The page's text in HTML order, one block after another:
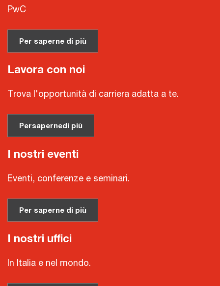
PwC
Per saperne di più
Lavora con noi
Trova l'opportunità di carriera adatta a te.
Persapernedi più
I nostri eventi
Eventi, conferenze e seminari.
Per saperne di più
I nostri uffici
In Italia e nel mondo.